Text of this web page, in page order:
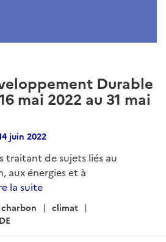
Durable
mai 2022 au 31 mai
juin 2022
de sujets liés au
aux énergies et à
la suite
charbon
climat